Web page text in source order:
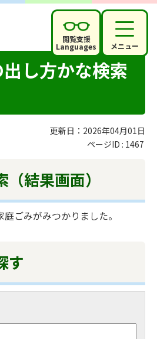
閲覧支援
Languages メニュー
し方かな検索
更新日：2026年04月01日
ページID : 1467
（結果画面）
庭ごみがみつかりました。
す